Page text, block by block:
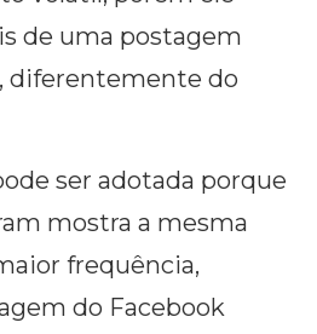
de uma postagem
diferentemente do
ser adotada porque
mostra a mesma
frequência,
do Facebook